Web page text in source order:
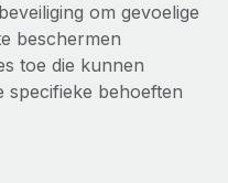
om gevoelige
beschermen
toe die kunnen
specifieke behoeften